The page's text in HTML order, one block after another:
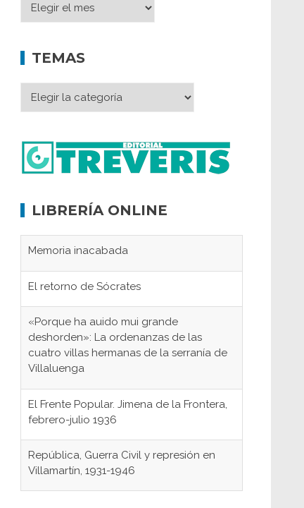
TEMAS
LIBRERÍA ONLINE
Memoria inacabada
El retorno de Sócrates
«Porque ha auido mui grande
deshorden»: La ordenanzas de las
cuatro villas hermanas de la serranía de
Villaluenga
El Frente Popular. Jimena de la Frontera,
febrero-julio 1936
República, Guerra Civil y represión en
Villamartín, 1931-1946